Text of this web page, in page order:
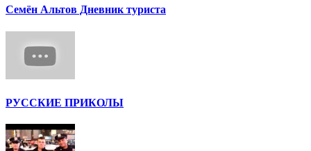
Семён Альтов Дневник туриста
РУССКИЕ ПРИКОЛЫ